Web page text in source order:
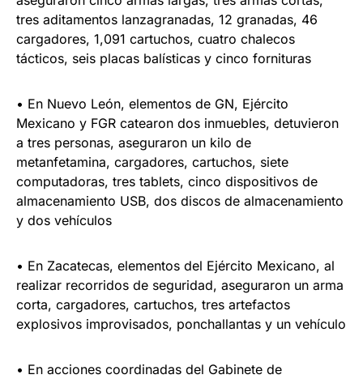
tres aditamentos lanzagranadas, 12 granadas, 46
cargadores, 1,091 cartuchos, cuatro chalecos
tácticos, seis placas balísticas y cinco fornituras
• En Nuevo León, elementos de GN, Ejército
Mexicano y FGR catearon dos inmuebles, detuvieron
a tres personas, aseguraron un kilo de
metanfetamina, cargadores, cartuchos, siete
computadoras, tres tablets, cinco dispositivos de
almacenamiento USB, dos discos de almacenamiento
y dos vehículos
• En Zacatecas, elementos del Ejército Mexicano, al
realizar recorridos de seguridad, aseguraron un arma
corta, cargadores, cartuchos, tres artefactos
explosivos improvisados, ponchallantas y un vehículo
• En acciones coordinadas del Gabinete de